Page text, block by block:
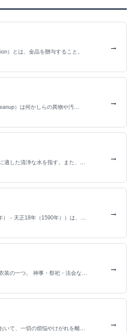
）とは、金品を贈与すること。
→
）は何かしらの異物や汚…
→
適した清浄な水を指す。また、…
→
） - 天正18年（1590年））は、…
→
装の一つ。 神事・祭祀・法会な…
→
いて、一切の煩悩やけがれを離…
→